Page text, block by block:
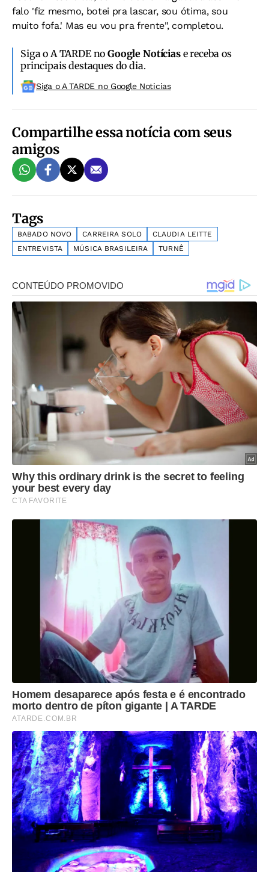
falo 'fiz mesmo, botei pra lascar, sou ótima, sou
muito fofa.' Mas eu vou pra frente", completou.
Siga o A TARDE noGoogle Notíciase receba os
principais destaques do dia.
Siga o A TARDE no Google Noticias
Compartilhe essa notícia com seus
amigos
Tags
BABADO NOVO CARREIRA SOLO
CLAUDIA LEITTE
ENTREVISTA
MÚSICA BRASILEIRA TURNÊ